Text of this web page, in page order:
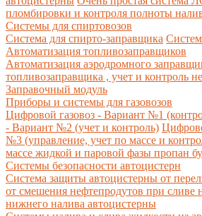
пломбировки и контроля полноты
Системы для спиртовозов
Система для спирто-заправщика
Автоматизация топливозаправщиков
Автоматизация аэродромного
топливозаправщика , учет и контроль
Заправочный модуль
Приборы и системы для газовозов
Цифровой газовоз - Вариант №1
- Вариант №2 (учет и контроль)
№3 (управление, учет по массе и
массе жидкой и паровой фазы пропан
Системы безопасности автоцистерн
Система защиты автоцистерны от
от смешения нефтепродутов при сливе
нижнего налива автоцистерны